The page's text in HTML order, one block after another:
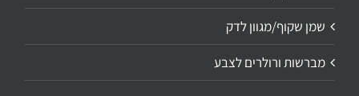
שמן שקוף/מגוון לדק
מברשות ורולרים לצבע